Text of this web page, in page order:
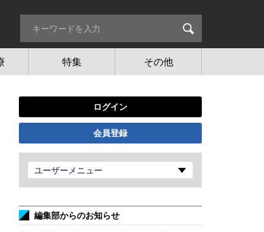
特集 その他
ログイン
会員登録
ユーザーメニュー
編集部からのお知らせ